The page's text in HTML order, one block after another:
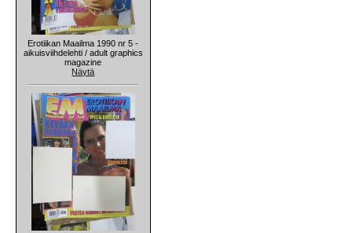
Erotiikan Maailma 1990 nr 5 -
aikuisviihdelehti / adult graphics
magazine
Näytä